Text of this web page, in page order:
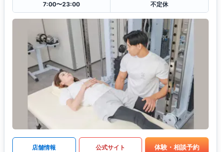
7:00〜23:00
不定休
店舗情報 公式サイト 体験・相談予約